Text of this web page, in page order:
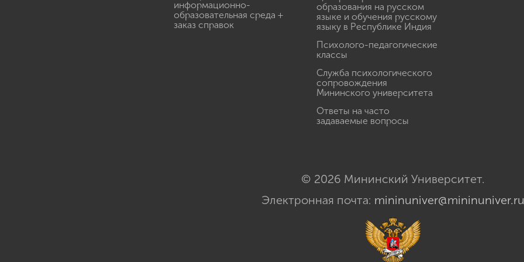
информационно-
образовательная среда +
заказ справок
образования на русском
языке и обучения русскому
языку в Республике Индия
Психолого-педагогические
классы
Служба психологического
сопровождения
Мининского университета
Ответы на часто
задаваемые вопросы
© 2026 Мининский Университет.
Электронная почта: mininuniver@mininuniver.ru